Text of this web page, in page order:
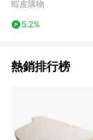
傷鍋塗層 刷油神器 翻
配件 早餐鍋好幫手
蝦皮購物
5.2%
熱銷排行榜